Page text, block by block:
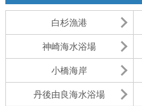
白杉漁港
神崎海水浴場
小橋海岸
丹後由良海水浴場